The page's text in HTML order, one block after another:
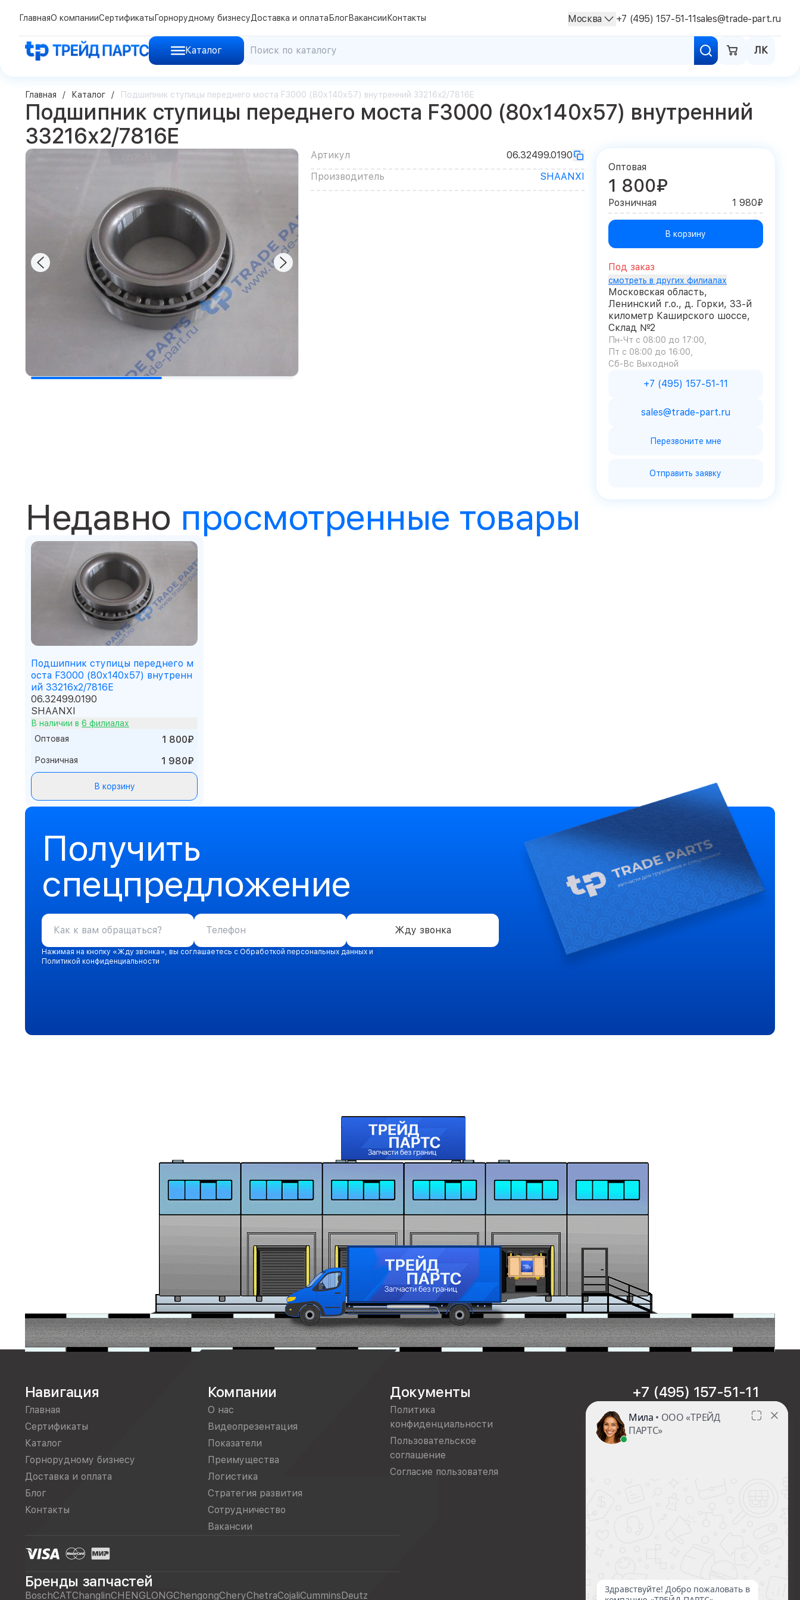
Каталог ЛК
ГлавнаяО компанииСертификаты Горнорудному бизнесуДоставка и оплата БлогВакансии Контакты Москва +7 (495) 157-51-11sales@trade-part.ru
Главная Каталог Подшипник ступицы переднего моста F3000 (80х140х57) внутренний 33216x2/7816E
Подшипник ступицы переднего моста F3000 (80х140х57) внутренний
33216x2/7816E
Артикул
06.32499.0190
Производитель
SHAANXI
Оптовая
1 800₽
Розничная 1 980₽
В корзину
Под заказ
смотреть в других филиалах
Московская область,
Ленинский г.о., д. Горки, 33-й
километр Каширского шоссе,
Склад №2
Пн-Чт с 08:00 до 17:00
Пт с 08:00 до 16:00
Сб-Вс Выходной
+7 (495) 157-51-11
sales@trade-part.ru
Перезвоните мне
Отправить заявку
Недавно просмотренные товары
Подшипник ступицы переднего м
оста F3000 (80х140х57) внутренн
ий 33216x2/7816E
06.32499.0190
SHAANXI
В наличии в 6 филиалах
Оптовая
1 800₽
Розничная 1 980₽
В корзину
Получить
спецпредложение
Жду звонка
Нажимая на кнопку «Жду звонка», вы соглашаетесь с Обработкой персональных данных и
Политикой конфиденциальности
Навигация
Главная
Сертификаты
Каталог
Горнорудному бизнесу
Доставка и оплата
Блог
Контакты
Компании
О нас
Видеопрезентация
Показатели
Преимущества
Логистика
Стратегия развития
Сотрудничество
Вакансии
Документы
Политика
конфиденциальности
Пользовательское
соглашение
Согласие пользователя
+7 (495) 157-51-11
sales@trade-part.ru
Бренды запчастей
BoschCATChanglinCHENGLONGChengongCheryChetraCojaliCumminsDeutz